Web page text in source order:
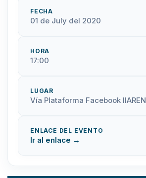
FECHA
01 de July del 2020
HORA
17:00
LUGAR
Vía Plataforma Facebook IIAREN
ENLACE DEL EVENTO
Ir al enlace →